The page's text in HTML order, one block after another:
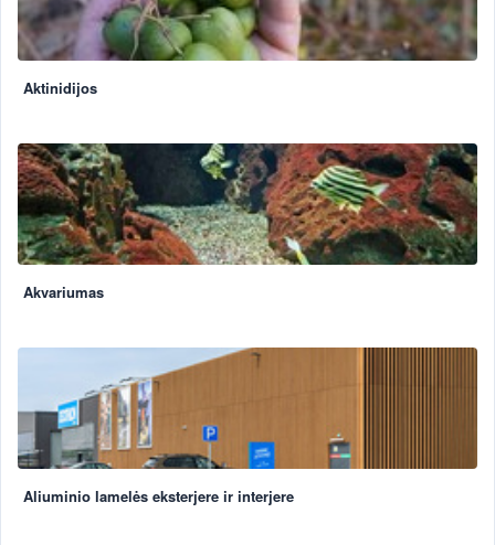
Aktinidijos
Akvariumas
Aliuminio lamelės eksterjere ir interjere